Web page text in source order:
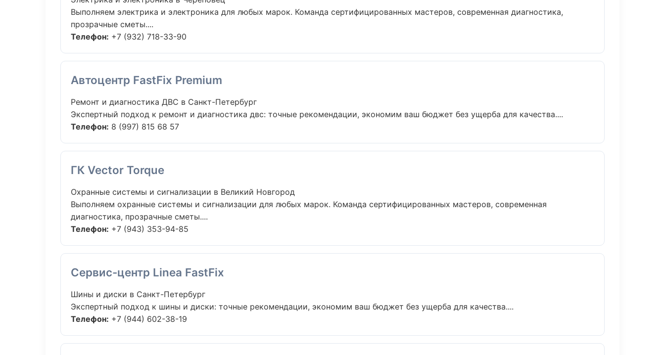
Выполняем электрика и электроника для любых марок. Команда сертифицированных мастеров, современная диагностика,
прозрачные сметы....
Телефон: +7 (932) 718-33-90
Автоцентр FastFix Premium
Ремонт и диагностика ДВС в Санкт-Петербург
Экспертный подход к ремонт и диагностика двс: точные рекомендации, экономим ваш бюджет без ущерба для качества....
Телефон: 8 (997) 815 68 57
ГК Vector Torque
Охранные системы и сигнализации в Великий Новгород
Выполняем охранные системы и сигнализации для любых марок. Команда сертифицированных мастеров, современная
диагностика, прозрачные сметы....
Телефон: +7 (943) 353-94-85
Сервис-центр Linea FastFix
Шины и диски в Санкт-Петербург
Экспертный подход к шины и диски: точные рекомендации, экономим ваш бюджет без ущерба для качества....
Телефон: +7 (944) 602-38-19